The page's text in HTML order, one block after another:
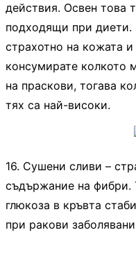
действия. Освен това
подходящи при диети.
страхотно на кожата
консумирате колкото
на праскови, тогава
тях са най-високи.
16. Сушени сливи –
съдържание на фибри.
глюкоза в кръвта
при ракови